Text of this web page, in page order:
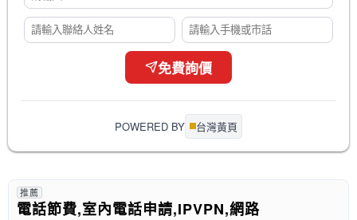
免費詢價
POWERED BY 台灣黃頁
推薦
電話節費,室內電話申請,IPVPN,網路